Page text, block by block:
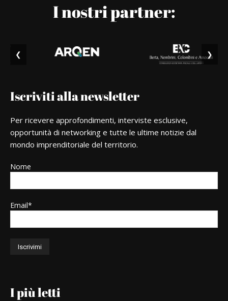
I nostri partner:
❮ ❯
Iscriviti alla newsletter
Per ricevere approfondimenti, interviste esclusive,
opportunità di networking e tutte le ultime notizie dal
mondo imprenditoriale del territorio.
Nome
Email*
I più letti